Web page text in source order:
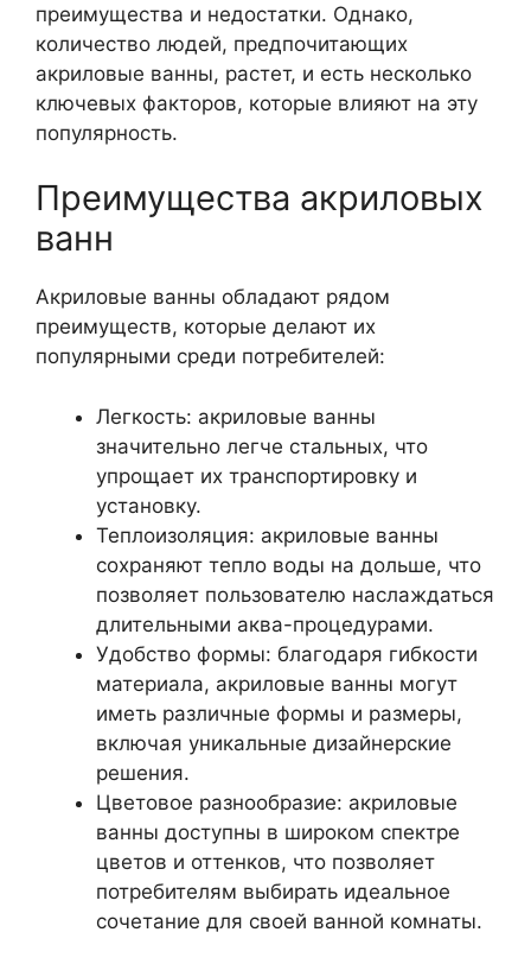
преимущества и недостатки. Однако,
количество людей, предпочитающих
акриловые ванны, растет, и есть несколько
ключевых факторов, которые влияют на эту
популярность.
Преимущества акриловых
ванн
Акриловые ванны обладают рядом
преимуществ, которые делают их
популярными среди потребителей:
Легкость: акриловые ванны
значительно легче стальных, что
упрощает их транспортировку и
установку.
Теплоизоляция: акриловые ванны
сохраняют тепло воды на дольше, что
позволяет пользователю наслаждаться
длительными аква-процедурами.
Удобство формы: благодаря гибкости
материала, акриловые ванны могут
иметь различные формы и размеры,
включая уникальные дизайнерские
решения.
Цветовое разнообразие: акриловые
ванны доступны в широком спектре
цветов и оттенков, что позволяет
потребителям выбирать идеальное
сочетание для своей ванной комнаты.